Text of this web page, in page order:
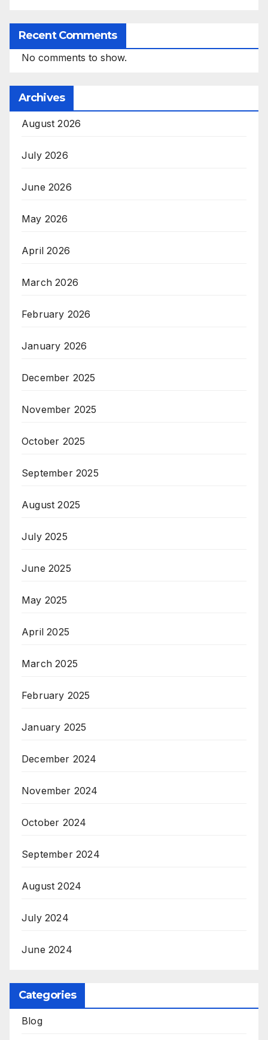
Recent Comments
No comments to show.
Archives
August 2026
July 2026
June 2026
May 2026
April 2026
March 2026
February 2026
January 2026
December 2025
November 2025
October 2025
September 2025
August 2025
July 2025
June 2025
May 2025
April 2025
March 2025
February 2025
January 2025
December 2024
November 2024
October 2024
September 2024
August 2024
July 2024
June 2024
Categories
Blog